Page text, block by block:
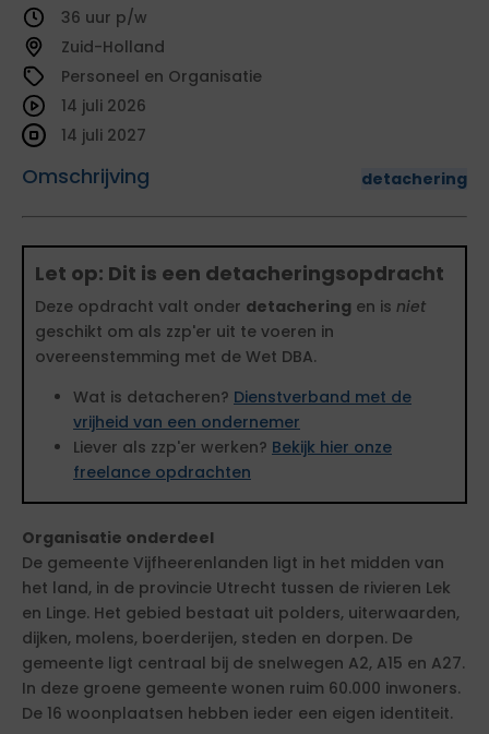
36
Zuid-Holland
Personeel en Organisatie
Omschrijving detachering
14 juli 2026
14 juli 2027
Let op: Dit is een detacheringsopdracht
Deze opdracht valt onder detachering en is niet
geschikt om als zzp'er uit te voeren in
overeenstemming met de Wet DBA.
Wat is detacheren? Dienstverband met de
vrijheid van een ondernemer
Liever als zzp'er werken? Bekijk hier onze
freelance opdrachten
Organisatie onderdeel
De gemeente Vijfheerenlanden ligt in het midden van
het land, in de provincie Utrecht tussen de rivieren Lek
en Linge. Het gebied bestaat uit polders, uiterwaarden,
dijken, molens, boerderijen, steden en dorpen. De
gemeente ligt centraal bij de snelwegen A2, A15 en A27.
In deze groene gemeente wonen ruim 60.000 inwoners.
De 16 woonplaatsen hebben ieder een eigen identiteit.